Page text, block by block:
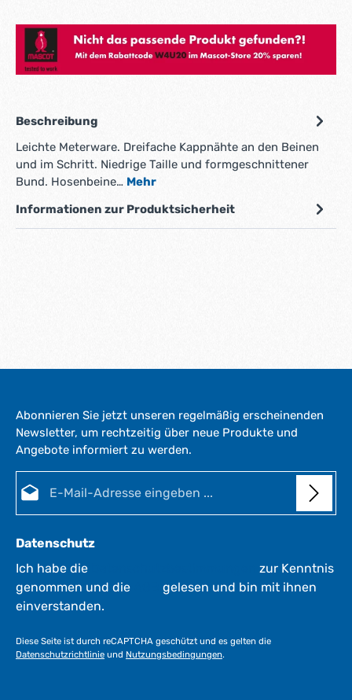
Hier gehts zum Mascot Store!
Beschreibung
Leichte Meterware. Dreifache Kappnähte an den Beinen
und im Schritt. Niedrige Taille und formgeschnittener
Bund. Hosenbeine… Mehr
Informationen zur Produktsicherheit
Abonnieren Sie jetzt unseren regelmäßig erscheinenden
Newsletter, um rechtzeitig über neue Produkte und
Angebote informiert zu werden.
Datenschutz
Ich habe die
zur Kenntnis
genommen und die
gelesen und bin mit ihnen
einverstanden.
Diese Seite ist durch reCAPTCHA geschützt und es gelten die
Datenschutzrichtlinie und Nutzungsbedingungen.